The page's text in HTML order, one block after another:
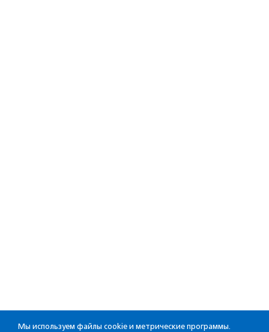
Мы используем файлы cookie и метрические программы.